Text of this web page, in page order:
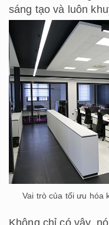
sáng tạo và luôn
Vai trò của tối ưu hóa
Không chỉ có vậy,